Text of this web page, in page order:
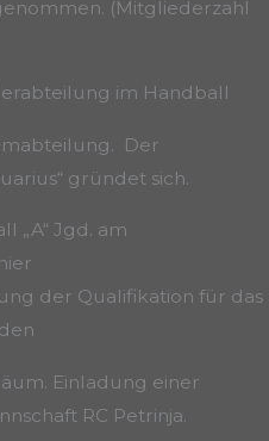
(Mitgliederzahl
im Handball
Der
gründet sich.
„A“ Jgd. am
der Qualifikation für das
Einladung einer
RC Petrinja.